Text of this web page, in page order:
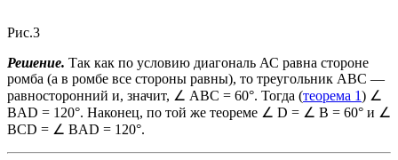
Рис.3
Решение. Так как по условию диагональ АС равна стороне
ромба (а в ромбе все стороны равны), то треугольник ABC —
равносторонний и, значит, ∠ ABC = 60°. Тогда (теорема 1) ∠
BAD = 120°. Наконец, по той же теореме ∠ D = ∠ B = 60° и ∠
BCD = ∠ BAD = 120°.